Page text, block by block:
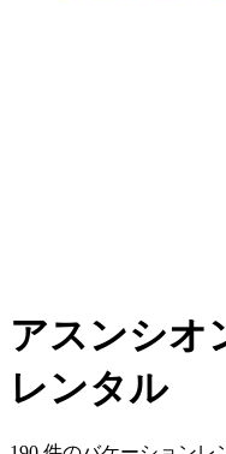
アスンシオ
レンタル